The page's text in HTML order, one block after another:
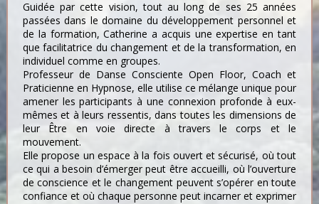
Guidée par cette vision, tout au long de ses 25 années
passées dans le domaine du développement personnel et
de la formation, Catherine a acquis une expertise en tant
que facilitatrice du changement et de la transformation, en
individuel comme en groupes.
Professeur de Danse Consciente Open Floor, Coach et
Praticienne en Hypnose, elle utilise ce mélange unique pour
amener les participants à une connexion profonde à eux-
mêmes et à leurs ressentis, dans toutes les dimensions de
leur Être en voie directe à travers le corps et le
mouvement.
Elle propose un espace à la fois ouvert et sécurisé, où tout
ce qui a besoin d’émerger peut être accueilli, où l’ouverture
de conscience et le changement peuvent s’opérer en toute
confiance et où chaque personne peut incarner et exprimer